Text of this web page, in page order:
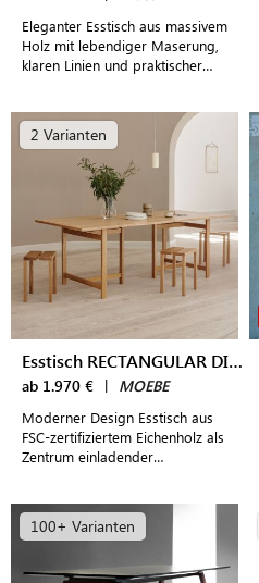
Eleganter Esstisch aus massivem
Holz mit lebendiger Maserung,
klaren Linien und praktischer
2 Varianten
Esstisch RECTANGULAR DINING TABLE
ab 1.970 € | MOEBE
Moderner Design Esstisch aus
FSC-zertifiziertem Eichenholz als
Zentrum einladender
100+ Varianten